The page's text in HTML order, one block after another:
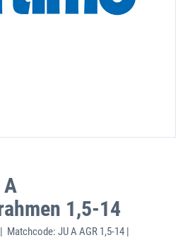
1,5-14
Matchcode: JU A AGR 1,5-14 |